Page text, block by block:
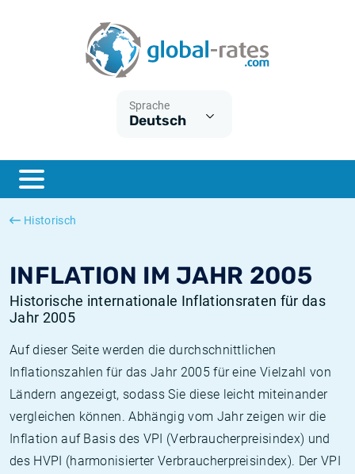
Sprache
Deutsch
Historisch
INFLATION IM JAHR 2005
Historische internationale Inflationsraten für das
Jahr 2005
Auf dieser Seite werden die durchschnittlichen
Inflationszahlen für das Jahr 2005 für eine Vielzahl von
Ländern angezeigt, sodass Sie diese leicht miteinander
vergleichen können. Abhängig vom Jahr zeigen wir die
Inflation auf Basis des VPI (Verbraucherpreisindex) und
des HVPI (harmonisierter Verbraucherpreisindex). Der VPI
ESTER
SONIA
Was ist die VPI-Inflation?
Was ist die HVPI-Inflation?
Deutsche inflation
Europäische inflation
Historische Euribor-Sätze
Historische ESTER-Sätze
Historische SOFR-Sätze
Historische SONIA-Sätze
Inflationsrechner